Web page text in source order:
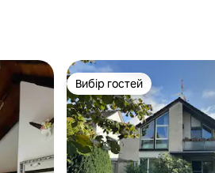
Вибір гостей
Вибір гостей